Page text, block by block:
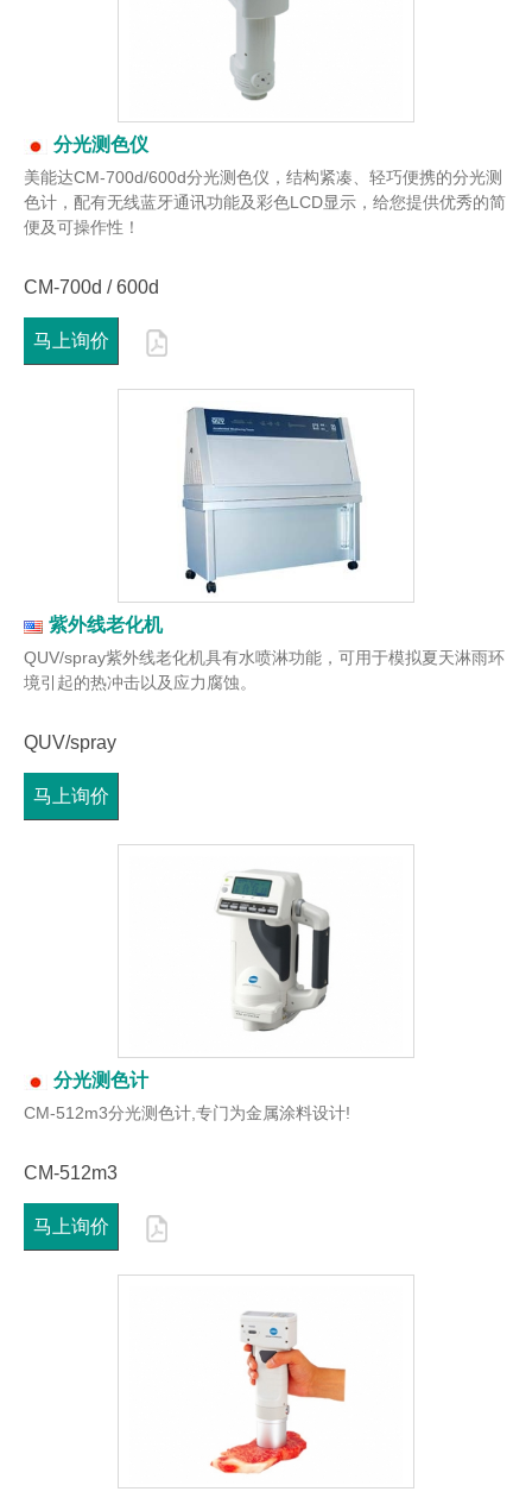
分光测色仪
美能达CM-700d/600d分光测色仪，结构紧凑、轻巧便携的分光测
色计，配有无线蓝牙通讯功能及彩色LCD显示，给您提供优秀的简
便及可操作性！
CM-700d / 600d
马上询价
紫外线老化机
QUV/spray紫外线老化机具有水喷淋功能，可用于模拟夏天淋雨环
境引起的热冲击以及应力腐蚀。
QUV/spray
马上询价
分光测色计
CM-512m3分光测色计,专门为金属涂料设计!
CM-512m3
马上询价